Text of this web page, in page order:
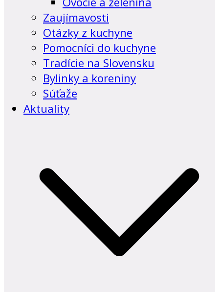
Zaujímavosti
Otázky z kuchyne
Pomocníci do kuchyne
Tradície na Slovensku
Bylinky a koreniny
Súťaže
Aktuality